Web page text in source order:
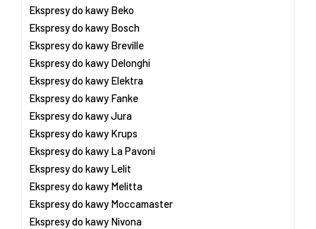
Ekspresy do kawy Beko
Ekspresy do kawy Bosch
Ekspresy do kawy Breville
Ekspresy do kawy Delonghi
Ekspresy do kawy Elektra
Ekspresy do kawy Fanke
Ekspresy do kawy Jura
Ekspresy do kawy Krups
Ekspresy do kawy La Pavoni
Ekspresy do kawy Lelit
Ekspresy do kawy Melitta
Ekspresy do kawy Moccamaster
Ekspresy do kawy Nivona